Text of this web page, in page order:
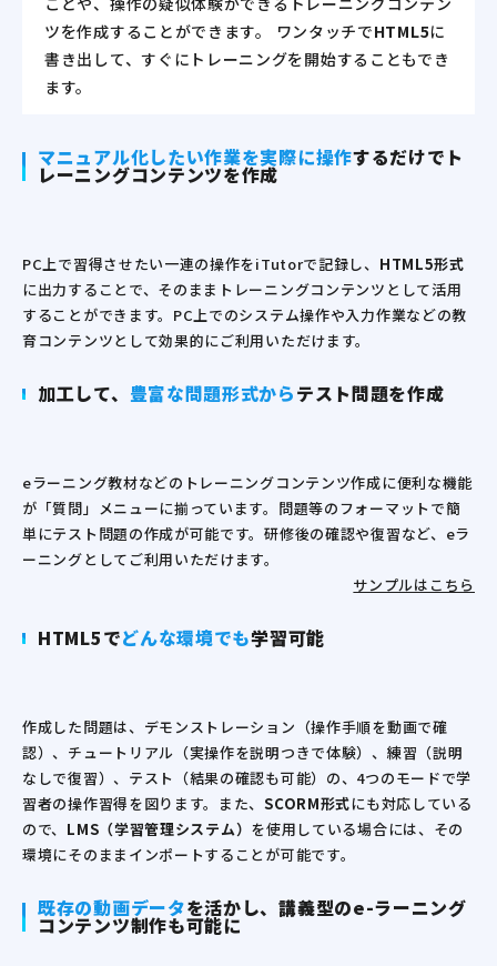
ツを作成することができます。
ワンタッチでHTML5に
書き出して、すぐにトレーニングを開始することもでき
ます。
マニュアル化したい作業を実際に操作するだけでト
レーニングコンテンツを作成
PC上で習得させたい一連の操作をiTutorで記録し、 HTML5形式
に出力することで、そのままトレーニングコンテンツとして活用
することができます。PC上でのシステム操作や入力作業などの教
育コンテンツとして効果的にご利用いただけます。
加工して、 豊富な問題形式からテスト問題を作成
eラーニング教材などのトレーニングコンテンツ作成に便利な機能
が「質問」メニューに揃っています。問題等のフォーマットで簡
単にテスト問題の作成が可能です。研修後の確認や復習など、eラ
ーニングとしてご利用いただけます。
サンプルはこちら
HTML5でどんな環境でも学習可能
作成した問題は、デモンストレーション（操作手順を動画で確
認）、チュートリアル（実操作を説明つきで体験）、練習（説明
なしで復習）、テスト（結果の確認も可能）の、4つのモードで学
習者の操作習得を図ります。また、SCORM形式にも対応している
ので、 LMS（学習管理システム） を使用している場合には、その
環境にそのままインポートすることが可能です。
既存の動画データを活かし、講義型のe-ラーニング
コンテンツ制作も可能に